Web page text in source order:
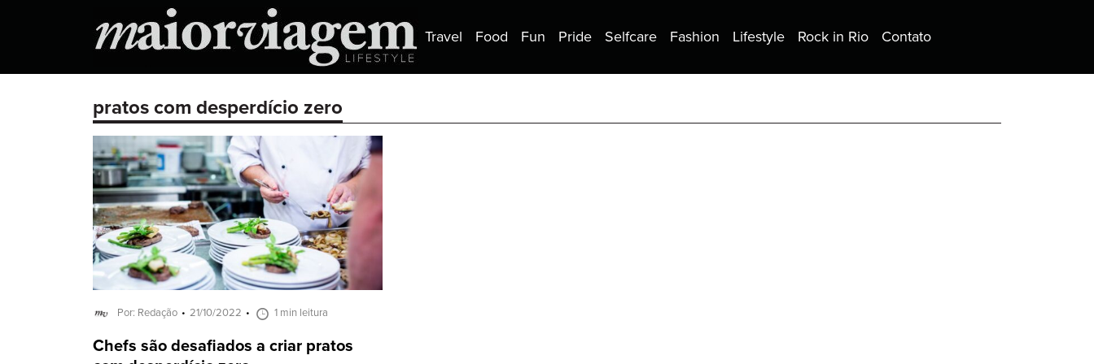
Travel Food Fun Pride Selfcare Fashion Lifestyle Rock in Rio Contato
pratos com desperdício zero
Por: Redação 21/10/2022 1 min leitura
Chefs são desafiados a criar pratos